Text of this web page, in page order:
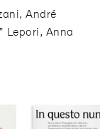
André
Lepori, Anna